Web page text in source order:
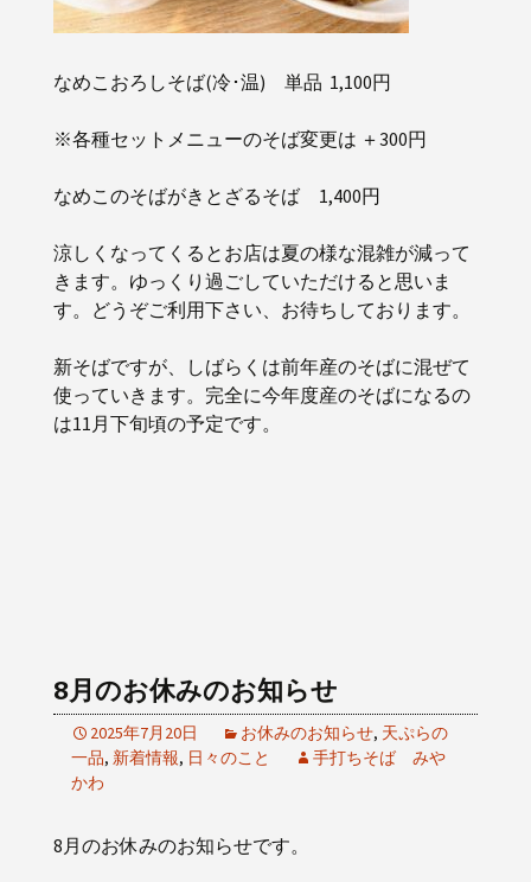
なめこおろしそば(冷･温) 単品 1,100円
※各種セットメニューのそば変更は ＋300円
なめこのそばがきとざるそば 1,400円
涼しくなってくるとお店は夏の様な混雑が減って
きます。ゆっくり過ごしていただけると思いま
す。どうぞご利用下さい、お待ちしております。
新そばですが、しばらくは前年産のそばに混ぜて
使っていきます。完全に今年度産のそばになるの
は11月下旬頃の予定です。
8月のお休みのお知らせ
2025年7月20日 お休みのお知らせ, 天ぷらの
一品, 新着情報, 日々のこと
手打ちそば みや
かわ
8月のお休みのお知らせです。